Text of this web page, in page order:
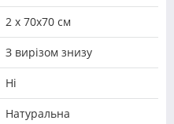
2 х 70х70 см
З вирізом знизу
Ні
Натуральна